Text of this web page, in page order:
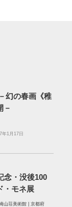
幻の春画《稚
－
年1月17日
念・没後100
モネ展
山荘美術館 | 京都府